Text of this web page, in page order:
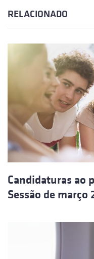
RELACIONADO
Candidaturas ao
Sessão de março